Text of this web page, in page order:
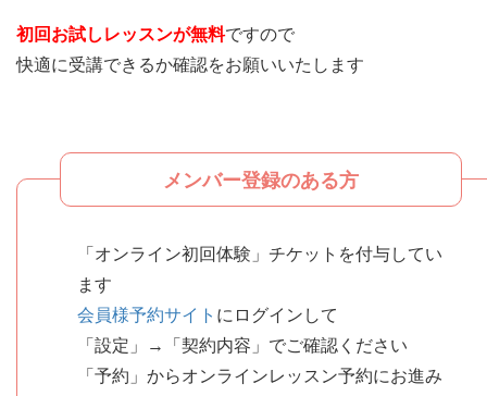
初回お試しレッスンが無料ですので
快適に受講できるか確認をお願いいたします
メンバー登録のある方
「オンライン初回体験」チケットを付与してい
ます
会員様予約サイト にログインして
「設定」→「契約内容」でご確認ください
「予約」からオンラインレッスン予約にお進み